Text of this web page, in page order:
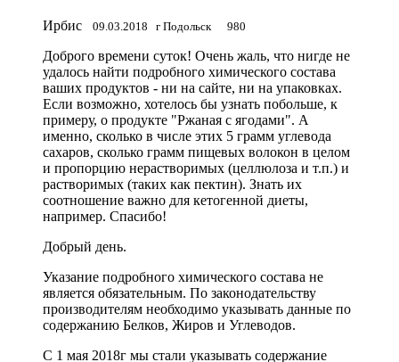
Ирбис 09.03.2018 г Подольск 980
Доброго времени суток! Очень жаль, что нигде не
удалось найти подробного химического состава
ваших продуктов - ни на сайте, ни на упаковках.
Если возможно, хотелось бы узнать побольше, к
примеру, о продукте "Ржаная с ягодами". А
именно, сколько в числе этих 5 грамм углевода
сахаров, сколько грамм пищевых волокон в целом
и пропорцию нерастворимых (целлюлоза и т.п.) и
растворимых (таких как пектин). Знать их
соотношение важно для кетогенной диеты,
например. Спасибо!
Добрый день.
Указание подробного химического состава не
является обязательным. По законодательству
производителям необходимо указывать данные по
содержанию Белков, Жиров и Углеводов.
С 1 мая 2018г мы стали указывать содержание